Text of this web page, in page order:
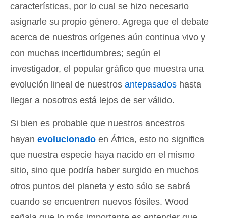
características, por lo cual se hizo necesario
asignarle su propio género. Agrega que el debate
acerca de nuestros orígenes aún continua vivo y
con muchas incertidumbres; según el
investigador, el popular gráfico que muestra una
evolución lineal de nuestros antepasados hasta
llegar a nosotros está lejos de ser válido.
Si bien es probable que nuestros ancestros
hayan evolucionado en África, esto no significa
que nuestra especie haya nacido en el mismo
sitio, sino que podría haber surgido en muchos
otros puntos del planeta y esto sólo se sabrá
cuando se encuentren nuevos fósiles. Wood